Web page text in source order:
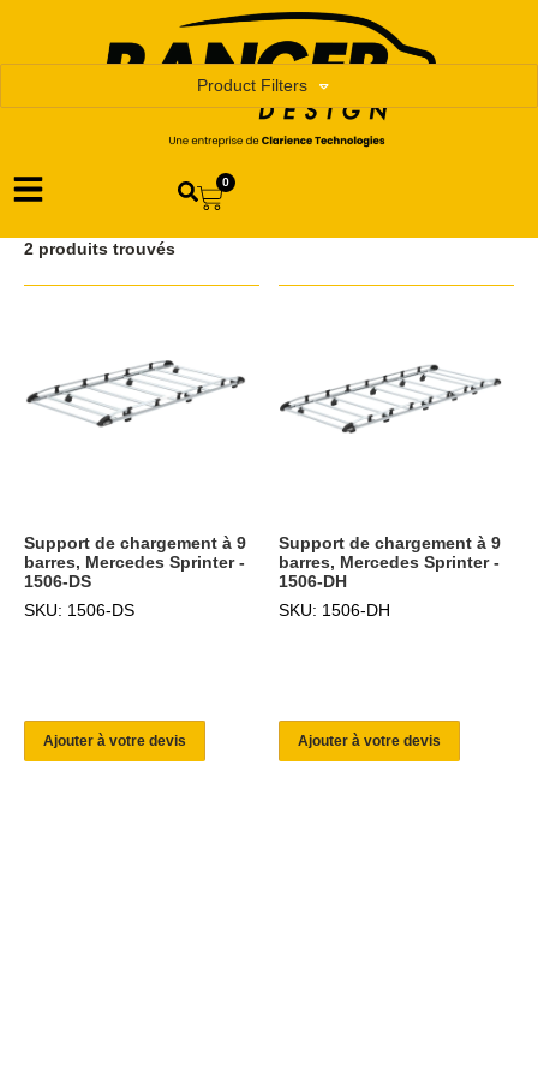
0
Product Filters
2 produits trouvés
Support de chargement à 9
barres, Mercedes Sprinter -
1506-DS
SKU: 1506-DS
Ajouter à votre devis
Support de chargement à 9
barres, Mercedes Sprinter -
1506-DH
SKU: 1506-DH
Ajouter à votre devis